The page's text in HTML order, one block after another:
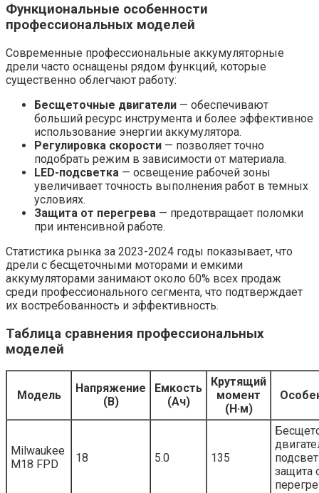
Функциональные особенности
профессиональных моделей
Современные профессиональные аккумуляторные
дрели часто оснащены рядом функций, которые
существенно облегчают работу:
Бесщеточные двигатели — обеспечивают
больший ресурс инструмента и более эффективное
использование энергии аккумулятора.
Регулировка скорости — позволяет точно
подобрать режим в зависимости от материала.
LED-подсветка — освещение рабочей зоны
увеличивает точность выполнения работ в темных
условиях.
Защита от перегрева — предотвращает поломки
при интенсивной работе.
Статистика рынка за 2023-2024 годы показывает, что
дрели с бесщеточными моторами и емкими
аккумуляторами занимают около 60% всех продаж
среди профессионального сегмента, что подтверждает
их востребованность и эффективность.
Таблица сравнения профессиональных
моделей
Модель
Напряжение
(В)
Емкость
(Ач)
Крутящий
момент
(Н·м)
Milwaukee
M18 FPD
18 5.0 135
защита